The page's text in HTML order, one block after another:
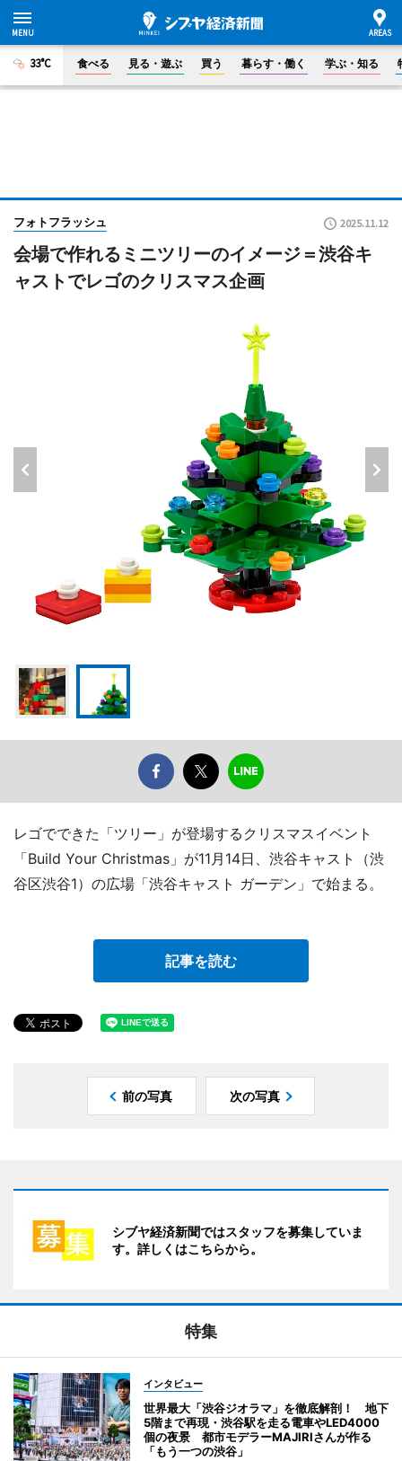
33°C 食べる 見る・遊ぶ 買う 暮らす・働く 学ぶ・知る
フォトフラッシュ 2025.11.12
会場で作れるミニツリーのイメージ＝渋谷キ
ャストでレゴのクリスマス企画
レゴでできた「ツリー」が登場するクリスマスイベント
「Build Your Christmas」が11月14日、渋谷キャスト（渋
谷区渋谷1）の広場「渋谷キャスト ガーデン」で始まる。
記事を読む
前の写真 次の写真
シブヤ経済新聞ではスタッフを募集していま
す。詳しくはこちらから。
特集
インタビュー
世界最大「渋谷ジオラマ」を徹底解剖！ 地下
5階まで再現・渋谷駅を走る電車やLED4000
個の夜景 都市モデラーMAJIRIさんが作る
「もう一つの渋谷」